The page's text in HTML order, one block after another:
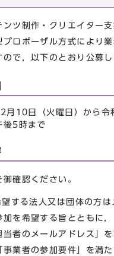
ンツ制作・クリエイター
プロポーザル方式により
で，以下のとおり公募し
10日（火曜日）から令
後5時まで
確認ください。
する法人又は団体の方は
加を希望する旨とともに
当者のメールアドレス」
事業者の参加要件」を満